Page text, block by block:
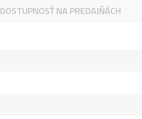
DOSTUPNOSŤ NA PREDAJŇÁCH